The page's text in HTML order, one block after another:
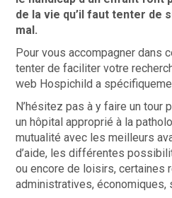
de la vie qu’il faut tenter de
mal.
Pour vous accompagner dans
tenter de faciliter votre
web Hospichild a
N’hésitez pas à y faire un tour
un hôpital approprié à la
mutualité avec les meilleurs
d’aide, les différentes
ou encore de loisirs, certaines
administratives, économiques,